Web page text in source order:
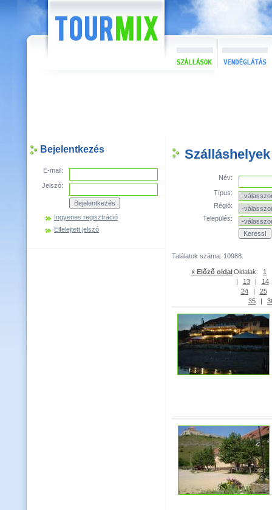
Bejelentkezés
E-mail:
Jelszó:
Ingyenes regisztráció
Elfelejtett jelszó
Szálláshelyek
Név:
Típus:
Régió:
Település:
Találatok száma: 10988.
« Előző oldalOldalak: 1
|
13 | 14
24
| 25
35
|